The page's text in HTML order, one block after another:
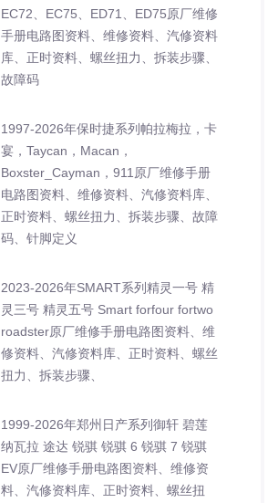
EC72、EC75、ED71、ED75原厂维修
手册电路图资料、维修资料、汽修资料
库、正时资料、螺丝扭力、拆装步骤、
故障码
1997-2026年保时捷系列帕拉梅拉，卡
宴，Taycan，Macan，
Boxster_Cayman，911原厂维修手册
电路图资料、维修资料、汽修资料库、
正时资料、螺丝扭力、拆装步骤、故障
码、针脚定义
2023-2026年SMART系列精灵一号 精
灵三号 精灵五号 Smart forfour fortwo
roadster原厂维修手册电路图资料、维
修资料、汽修资料库、正时资料、螺丝
扭力、拆装步骤、
1999-2026年郑州日产系列御轩 碧莲
纳瓦拉 途达 锐骐 锐骐 6 锐骐 7 锐骐
EV原厂维修手册电路图资料、维修资
料、汽修资料库、正时资料、螺丝扭